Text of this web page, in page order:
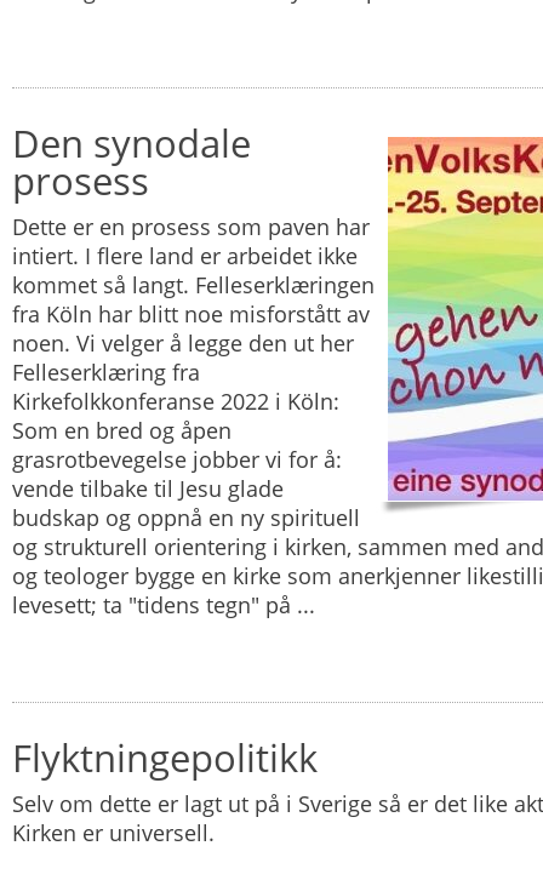
Den synodale
prosess
Dette er en prosess som paven har
intiert. I flere land er arbeidet ikke
kommet så langt. Felleserklæringen
fra Köln har blitt noe misforstått av
noen. Vi velger å legge den ut her
Felleserklæring fra
Kirkefolkkonferanse 2022 i Köln:
Som en bred og åpen
grasrotbevegelse jobber vi for å:
vende tilbake til Jesu glade
budskap og oppnå en ny spirituell
og strukturell orientering i kirken, sammen med
og teologer bygge en kirke som anerkjenner
levesett; ta "tidens tegn" på ...
Flyktningepolitikk
Selv om dette er lagt ut på i Sverige så er det like
Kirken er universell.